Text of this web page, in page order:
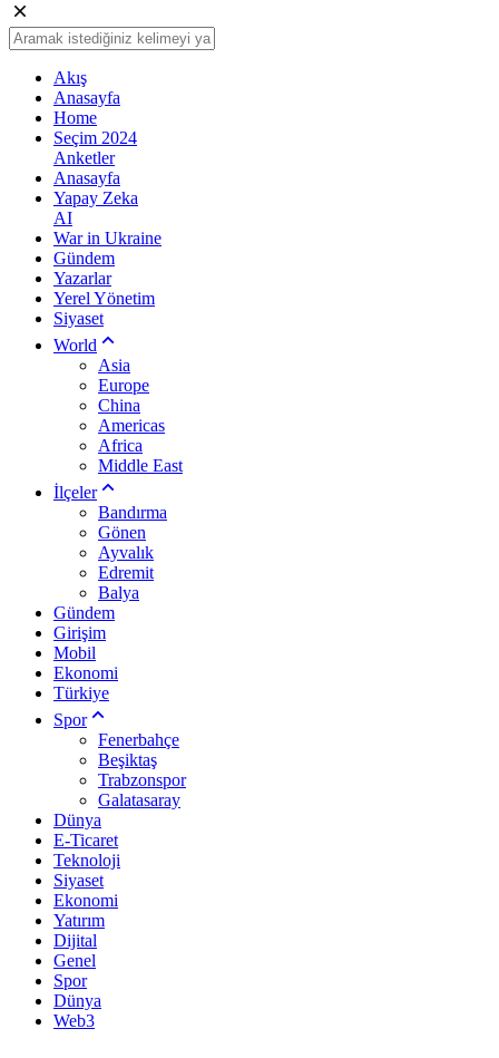
Akış
Anasayfa
Home
Seçim 2024
Anketler
Anasayfa
Yapay Zeka
AI
War in Ukraine
Gündem
Yazarlar
Yerel Yönetim
Siyaset
World
Asia
Europe
China
Americas
Africa
Middle East
İlçeler
Bandırma
Gönen
Ayvalık
Edremit
Balya
Gündem
Girişim
Mobil
Ekonomi
Türkiye
Spor
Fenerbahçe
Beşiktaş
Trabzonspor
Galatasaray
Dünya
E-Ticaret
Teknoloji
Siyaset
Ekonomi
Yatırım
Dijital
Genel
Spor
Dünya
Web3